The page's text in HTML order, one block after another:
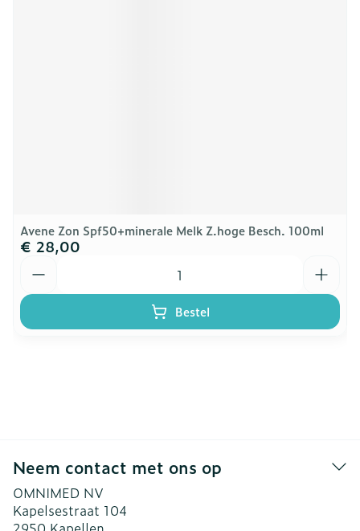
Avene Zon Spf50+minerale Melk Z.hoge Besch. 100ml
€ 28,00
Bestel
Neem contact met ons op
OMNIMED NV
Kapelsestraat 104